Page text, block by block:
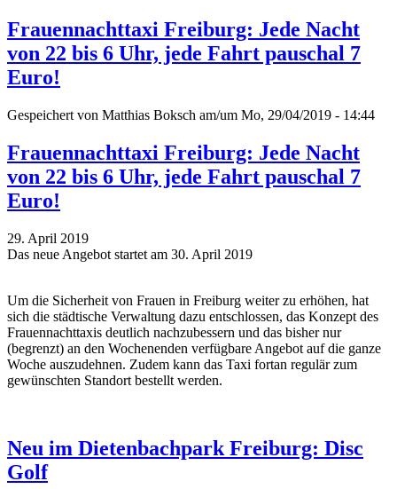
Frauennachttaxi Freiburg: Jede Nacht
von 22 bis 6 Uhr, jede Fahrt pauschal 7
Euro!
Gespeichert von Matthias Boksch am/um Mo, 29/04/2019 - 14:44
Frauennachttaxi Freiburg: Jede Nacht
von 22 bis 6 Uhr, jede Fahrt pauschal 7
Euro!
29. April 2019
Das neue Angebot startet am 30. April 2019
Um die Sicherheit von Frauen in Freiburg weiter zu erhöhen, hat
sich die städtische Verwaltung dazu entschlossen, das Konzept des
Frauennachttaxis deutlich nachzubessern und das bisher nur
(begrenzt) an den Wochenenden verfügbare Angebot auf die ganze
Woche auszudehnen. Zudem kann das Taxi fortan regulär zum
gewünschten Standort bestellt werden.
Neu im Dietenbachpark Freiburg: Disc
Golf